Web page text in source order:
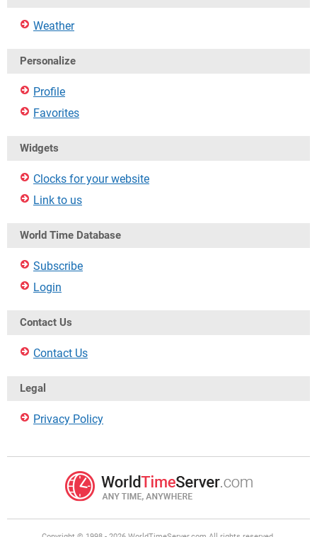
Weather
Personalize
Profile
Favorites
Widgets
Clocks for your website
Link to us
World Time Database
Subscribe
Login
Contact Us
Contact Us
Legal
Privacy Policy